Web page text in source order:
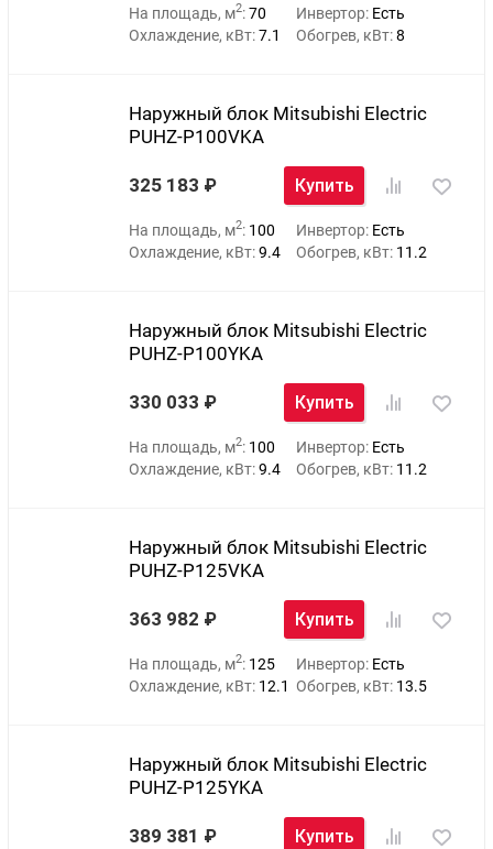
На площадь, м2:70 Инвертор: Есть
Охлаждение, кВт:7.1 Обогрев, кВт:8
Наружный блок Mitsubishi Electric
PUHZ-P100VKA
325 183 Купить
На площадь, м2: 100 Инвертор: Есть
Охлаждение, кВт:9.4 Обогрев, кВт: 11.2
Наружный блок Mitsubishi Electric
PUHZ-P100YKA
330 033 Купить
На площадь, м2: 100 Инвертор: Есть
Охлаждение, кВт:9.4 Обогрев, кВт: 11.2
Наружный блок Mitsubishi Electric
PUHZ-P125VKA
363 982 Купить
На площадь, м2: 125 Инвертор: Есть
Охлаждение, кВт: 12.1 Обогрев, кВт: 13.5
Наружный блок Mitsubishi Electric
PUHZ-P125YKA
389 381 Купить